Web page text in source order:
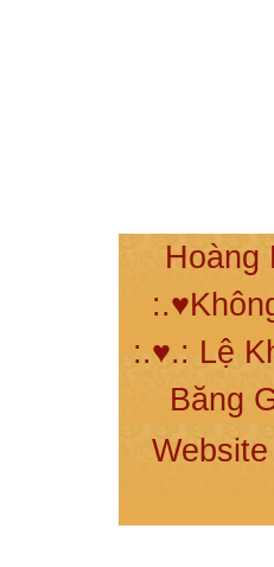
Hoàng
:.♥.: Lệ
Băng